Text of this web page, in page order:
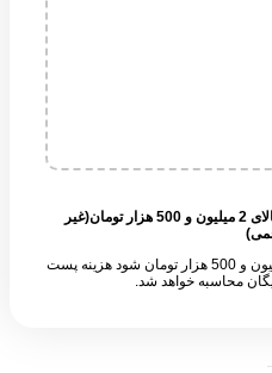
ارسال رایگان برای سفارش های بالای 2 میلیون و 500 هزار تومان(غیر
چنانچه جمع سبد خرید شما بالای 2 میلیون و 500 هزار تومان شود هزینه پست
محاسبه خواهد شد.